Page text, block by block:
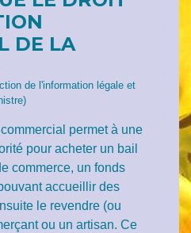
DE LA
de l'information légale et
permet à une
pour acheter un bail
commerce, un fonds
accueillir des
le revendre (ou
ou un artisan. Ce